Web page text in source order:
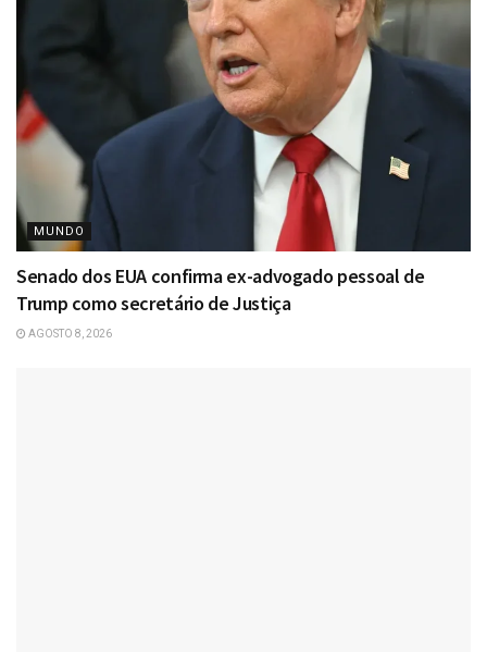
MUNDO
Senado dos EUA confirma ex-advogado pessoal de
Trump como secretário de Justiça
AGOSTO 8, 2026